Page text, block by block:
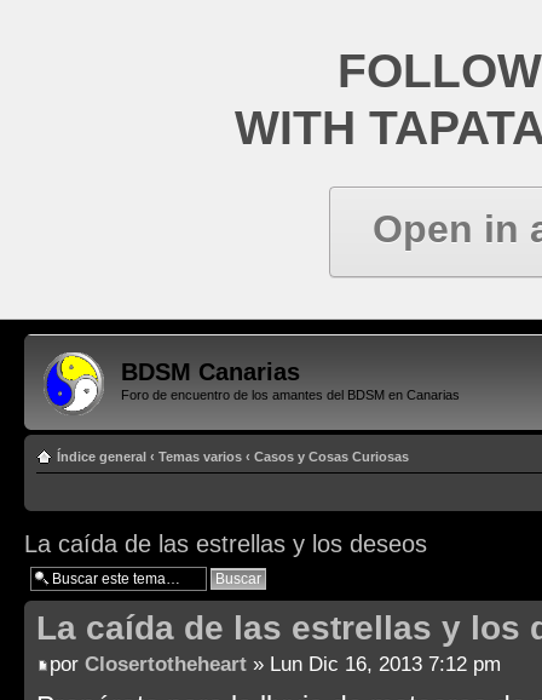
WITH
Open in
BDSM Canarias
Foro de encuentro de los amantes del BDSM en Canarias
Índice general ‹ Temas varios ‹ Casos y Cosas Curiosas
La caída de las estrellas y los deseos
La caída de las estrellas y los
por Closertotheheart » Lun Dic 16, 2013 7:12 pm